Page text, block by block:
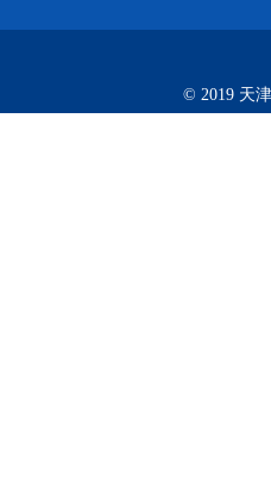
© 2019 天